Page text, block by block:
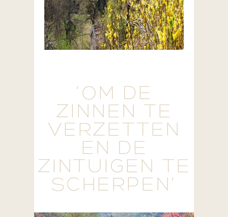
'OM DE
ZINNEN TE
VERZETTEN
EN DE
ZINTUIGEN TE
SCHERPEN'